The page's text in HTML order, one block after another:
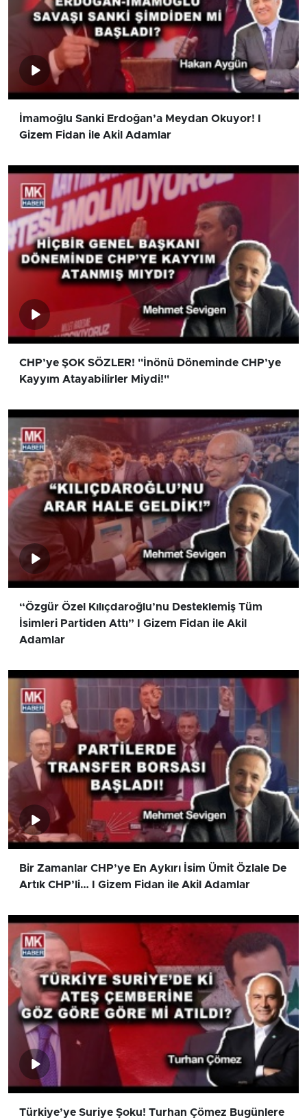
İmamoğlu Sanki Erdoğan’a Meydan Okuyor! I
Gizem Fidan ile Akil Adamlar
CHP’ye ŞOK SÖZLER! ''İnönü Döneminde CHP’ye
Kayyım Atayabilirler Miydi!''
“Özgür Özel Kılıçdaroğlu’nu Desteklemiş Tüm
İsimleri Partiden Attı” I Gizem Fidan ile Akil
Adamlar
Bir Zamanlar CHP’ye En Aykırı İsim Ümit Özlale De
Artık CHP’li… I Gizem Fidan ile Akil Adamlar
Türkiye’ye Suriye Şoku! Turhan Çömez Bugünlere